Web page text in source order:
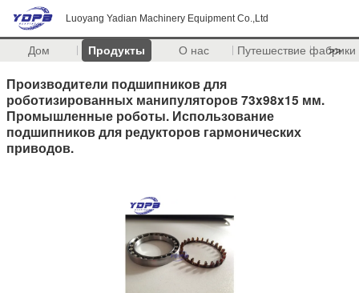
Luoyang Yadian Machinery Equipment Co.,Ltd
Дом Продукты О нас Путешествие фабрики
>>
Производители подшипников для
роботизированных манипуляторов 73x98x15 мм.
Промышленные роботы. Использование
подшипников для редукторов гармонических
приводов.